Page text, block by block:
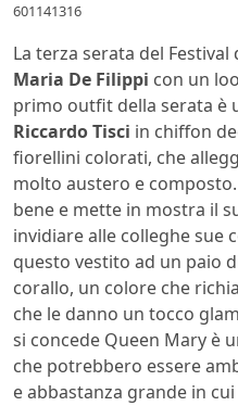
601141316
La terza serata del Festival
Maria De Filippi con un
primo outfit della serata è
Riccardo Tisci in chiffon
fiorellini colorati, che
molto austero e
bene e mette in mostra il
invidiare alle colleghe sue
questo vestito ad un paio
corallo, un colore che
che le danno un tocco
si concede Queen Mary è
che potrebbero essere
e abbastanza grande in